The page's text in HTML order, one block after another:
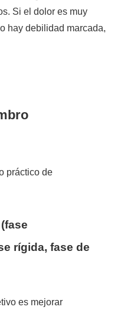
Si el dolor es muy
hay debilidad marcada,
práctico de
rígida, fase de
es mejorar